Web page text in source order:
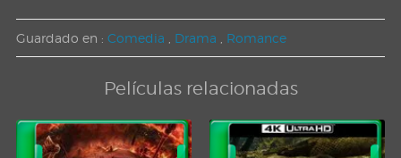
Guardado en : Comedia Drama Romance
Películas relacionadas